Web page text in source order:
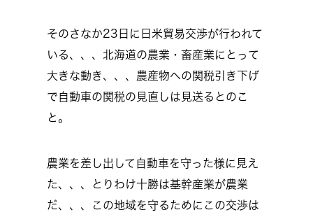
そのさなか23日に日米貿易交渉が行われて
いる、、、北海道の農業・畜産業にとって
大きな動き、、、農産物への関税引き下げ
で自動車の関税の見直しは見送るとのこ
と。
農業を差し出して自動車を守った様に見え
た、、、とりわけ十勝は基幹産業が農業
だ、、、この地域を守るためにこの交渉は